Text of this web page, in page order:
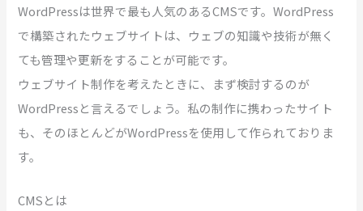
WordPressは世界で最も人気のあるCMSです。WordPress
で構築されたウェブサイトは、ウェブの知識や技術が無く
ても管理や更新をすることが可能です。
ウェブサイト制作を考えたときに、まず検討するのが
WordPressと言えるでしょう。私の制作に携わったサイト
も、そのほとんどがWordPressを使用して作られておりま
す。
CMSとは